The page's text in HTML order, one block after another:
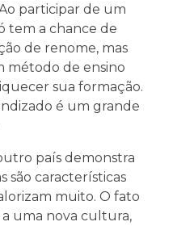
participar de um
tem a chance de
de renome, mas
método de ensino
sua formação.
é um grande
país demonstra
são características
muito. O fato
uma nova cultura,